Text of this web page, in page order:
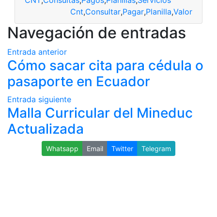
Cnt,Consultar,Pagar,Planilla,Valor
Navegación de entradas
Entrada anterior
Cómo sacar cita para cédula o
pasaporte en Ecuador
Entrada siguiente
Malla Curricular del Mineduc
Actualizada
Whatsapp Email Twitter Telegram